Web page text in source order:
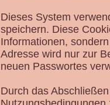
Dieses System
speichern. Diese
Informationen,
Adresse wird nur zur
neuen Passwortes
Durch das